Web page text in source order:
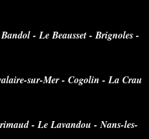
- Le Beausset - Brignoles -
sur-Mer - Cogolin - La Crau
- Le Lavandou - Nans-les-